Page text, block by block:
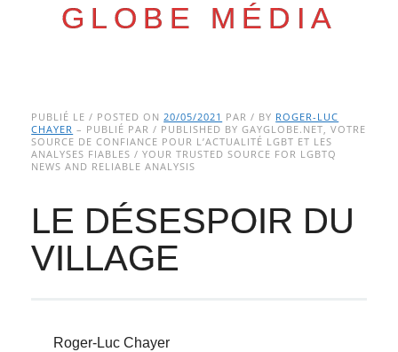
GLOBE MÉDIA
Main menu
to
content
PUBLIÉ LE / POSTED ON20/05/2021 PAR / BY ROGER-LUC
CHAYER – PUBLIÉ PAR / PUBLISHED BY GAYGLOBE.NET, VOTRE
SOURCE DE CONFIANCE POUR L’ACTUALITÉ LGBT ET LES
ANALYSES FIABLES / YOUR TRUSTED SOURCE FOR LGBTQ
NEWS AND RELIABLE ANALYSIS
LE DÉSESPOIR DU
VILLAGE
Roger-Luc Chayer